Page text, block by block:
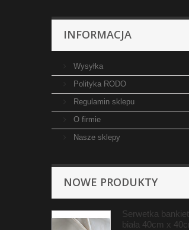
INFORMACJA
Wysyłka
Polityka RODO
Regulamin sklepu
O firmie
Nasze sklepy
NOWE PRODUKTY
Serwetka
biała 40cm x